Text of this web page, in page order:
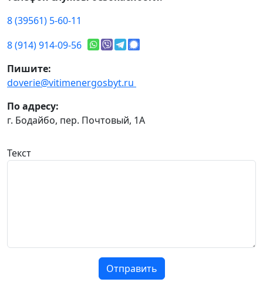
8 (39561) 5-60-11
8 (914) 914-09-56
Пишите:
doverie@vitimenergosbyt.ru
По адресу:
г. Бодайбо, пер. Почтовый, 1А
Текст
Отправить